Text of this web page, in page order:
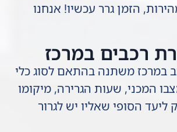
הזמן גרר עכשיו! אנחנו
רכבים במרכז
במרכז משתנה בהתאם לסוג כלי
המכני, שעות הגרירה, מיקומו
ליעד הסופי שאליו יש לגרור